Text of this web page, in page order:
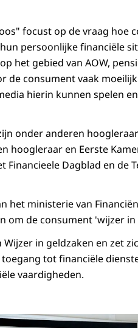
focust op de vraag hoe
persoonlijke financiële
het gebied van AOW,
de consument vaak
hierin kunnen spelen
onder anderen
hoogleraar en Eerste
Financieele Dagblad en de
het ministerie van
om de consument 'wijzer
in geldzaken en zet
tot financiële
vaardigheden.